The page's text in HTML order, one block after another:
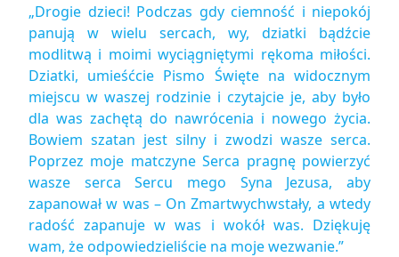
„Drogie dzieci! Podczas gdy ciemność i niepokój
panują w wielu sercach, wy, dziatki bądźcie
modlitwą i moimi wyciągniętymi rękoma miłości.
Dziatki, umieśćcie Pismo Święte na widocznym
miejscu w waszej rodzinie i czytajcie je, aby było
dla was zachętą do nawrócenia i nowego życia.
Bowiem szatan jest silny i zwodzi wasze serca.
Poprzez moje matczyne Serca pragnę powierzyć
wasze serca Sercu mego Syna Jezusa, aby
zapanował w was – On Zmartwychwstały, a wtedy
radość zapanuje w was i wokół was. Dziękuję
wam, że odpowiedzieliście na moje wezwanie.”